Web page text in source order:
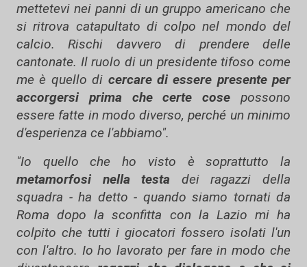
mettetevi nei panni di un gruppo americano che
si ritrova catapultato di colpo nel mondo del
calcio. Rischi davvero di prendere delle
cantonate. Il ruolo di un presidente tifoso come
me è quello di cercare di essere presente per
accorgersi prima che certe cose possono
essere fatte in modo diverso, perché un minimo
d'esperienza ce l'abbiamo".
"Io quello che ho visto è soprattutto la
metamorfosi nella testa dei ragazzi della
squadra - ha detto - quando siamo tornati da
Roma dopo la sconfitta con la Lazio mi ha
colpito che tutti i giocatori fossero isolati l'un
con l'altro. Io ho lavorato per fare in modo che